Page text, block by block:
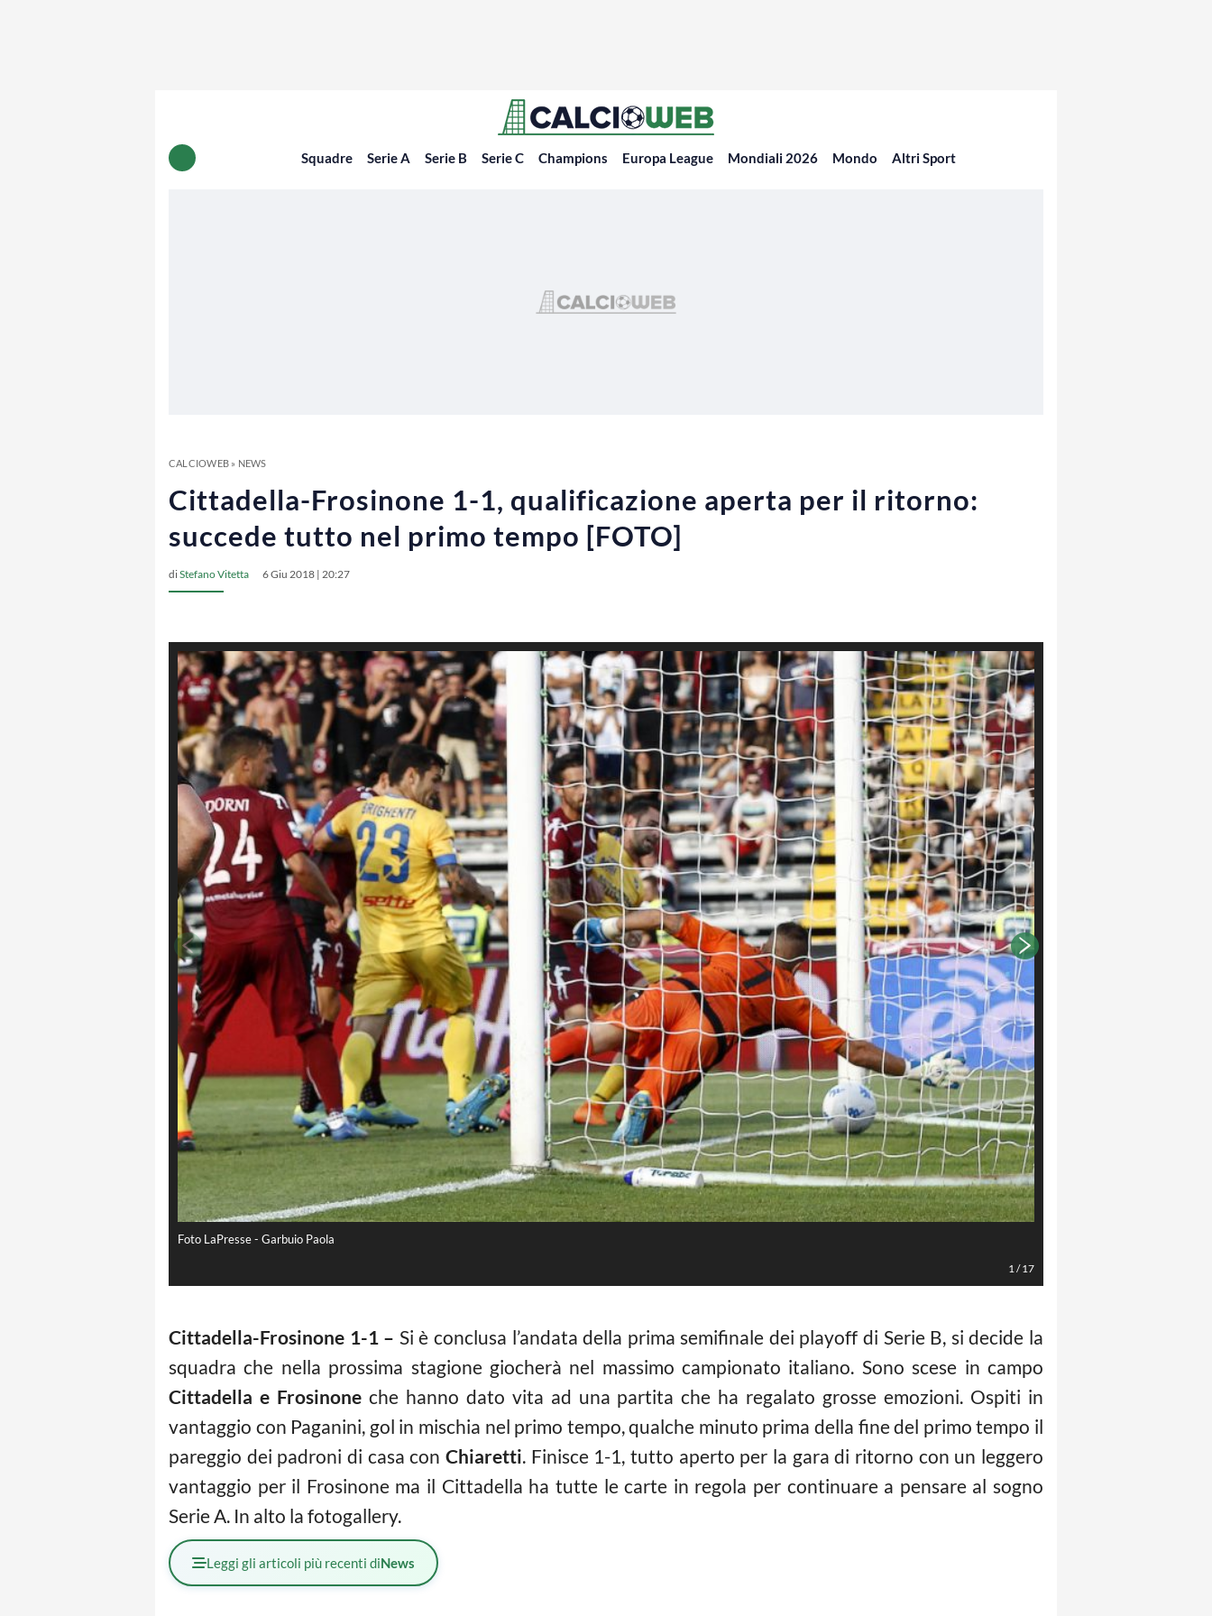
Squadre Serie A Serie B Serie C Champions Europa League Mondiali 2026 Mondo Altri Sport
CALCIOWEB» NEWS
Cittadella-Frosinone 1-1, qualificazione aperta per il ritorno:
succede tutto nel primo tempo [FOTO]
diStefano Vitetta 6 Giu 2018 | 20:27
Foto LaPresse - Garbuio Paola
1/17
Cittadella-Frosinone 1-1 – Si è conclusa l’andata della prima semifinale dei playoff di Serie B, si decide la
squadra che nella prossima stagione giocherà nel massimo campionato italiano. Sono scese in campo
Cittadella e Frosinoneche hanno dato vita ad una partita che ha regalato grosse emozioni. Ospiti in
vantaggio con Paganini, gol in mischia nel primo tempo, qualche minuto prima della fine del primo tempo il
pareggio dei padroni di casa con Chiaretti. Finisce 1-1, tutto aperto per la gara di ritorno con un leggero
vantaggio per il Frosinone ma il Cittadella ha tutte le carte in regola per continuare a pensare al sogno
Serie A. In alto la fotogallery.
Leggi gli articoli più recenti diNews